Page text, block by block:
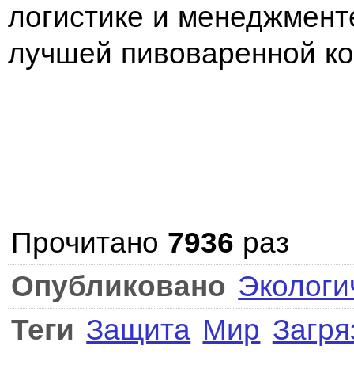
логистике и
лучшей пивоваренной
Прочитано 7936 раз
Опубликовано
Теги Защита Мир